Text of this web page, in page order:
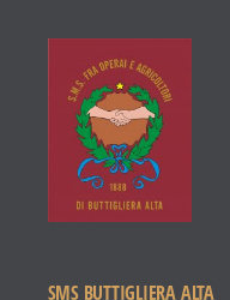
SMS BUTTIGLIERA ALTA